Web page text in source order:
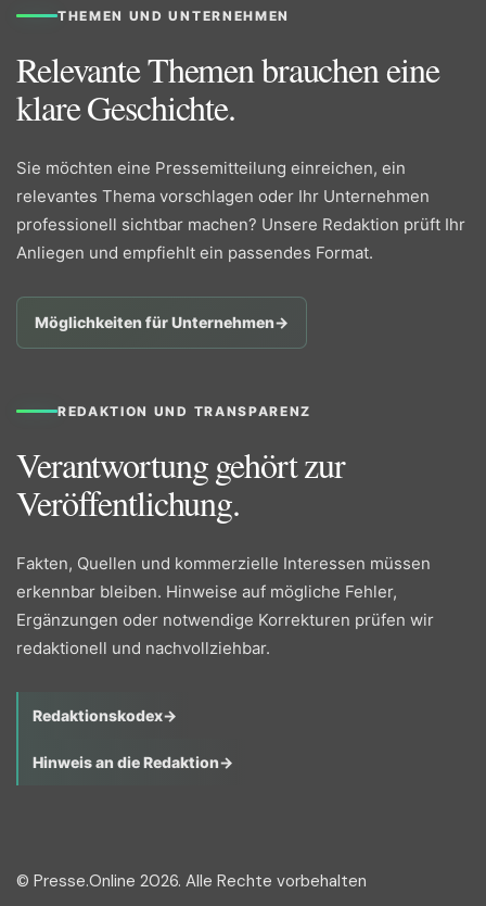
THEMEN UND UNTERNEHMEN
Relevante Themen brauchen eine
klare Geschichte.
Sie möchten eine Pressemitteilung einreichen, ein
relevantes Thema vorschlagen oder Ihr Unternehmen
professionell sichtbar machen? Unsere Redaktion prüft Ihr
Anliegen und empfiehlt ein passendes Format.
Möglichkeiten für Unternehmen→
REDAKTION UND TRANSPARENZ
Verantwortung gehört zur
Veröffentlichung.
Fakten, Quellen und kommerzielle Interessen müssen
erkennbar bleiben. Hinweise auf mögliche Fehler,
Ergänzungen oder notwendige Korrekturen prüfen wir
redaktionell und nachvollziehbar.
Redaktionskodex→
Hinweis an die Redaktion→
© Presse.Online 2026. Alle Rechte vorbehalten